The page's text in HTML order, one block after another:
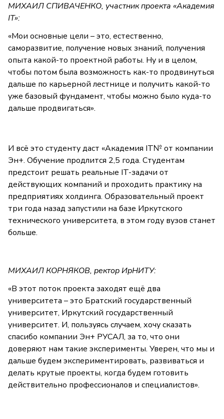
МИХАИЛ СПИВАЧЕНКО, участник проекта «Академия
IT»:
«Мои основные цели – это, естественно,
саморазвитие, получение новых знаний, получения
опыта какой-то проектной работы. Ну и в целом,
чтобы потом была возможность как-то продвинуться
дальше по карьерной лестнице и получить какой-то
уже базовый фундамент, чтобы можно было куда-то
дальше продвигаться».
И всё это студенту даст «Академия IT№ от компании
Эн+. Обучение продлится 2,5 года. Студентам
предстоит решать реальные IT-задачи от
действующих компаний и проходить практику на
предприятиях холдинга. Образовательный проект
три года назад запустили на базе Иркутского
технического университета, в этом году вузов станет
больше.
МИХАИЛ КОРНЯКОВ, ректор ИрНИТУ:
«В этот поток проекта заходят ещё два
университета – это Братский государственный
университет, Иркутский государственный
университет. И, пользуясь случаем, хочу сказать
спасибо компании Эн+ РУСАЛ, за то, что они
доверяют нам такие эксперименты. Уверен, что мы и
дальше будем экспериментировать, развиваться и
делать крутые проекты, когда будем готовить
действительно профессионалов и специалистов».